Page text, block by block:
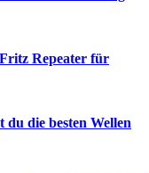
Repeater für
die besten Wellen